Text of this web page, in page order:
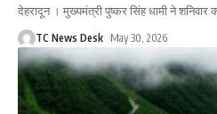
देहरादून । मुख्यमंत्री पुष्कर सिंह धामी ने
TC News Desk May 30, 2026